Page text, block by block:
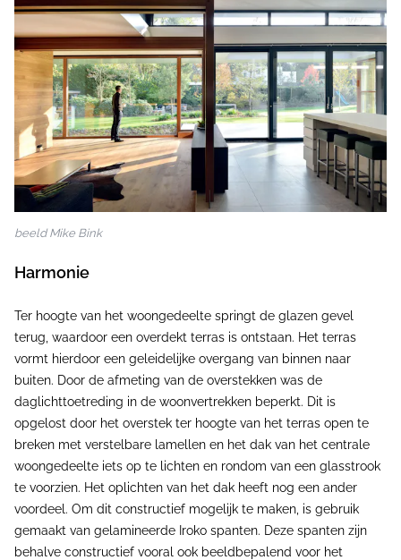
beeld Mike Bink
Harmonie
Ter hoogte van het woongedeelte springt de glazen gevel
terug, waardoor een overdekt terras is ontstaan. Het terras
vormt hierdoor een geleidelijke overgang van binnen naar
buiten. Door de afmeting van de overstekken was de
daglichttoetreding in de woonvertrekken beperkt. Dit is
opgelost door het overstek ter hoogte van het terras open te
breken met verstelbare lamellen en het dak van het centrale
woongedeelte iets op te lichten en rondom van een glasstrook
te voorzien. Het oplichten van het dak heeft nog een ander
voordeel. Om dit constructief mogelijk te maken, is gebruik
gemaakt van gelamineerde Iroko spanten. Deze spanten zijn
behalve constructief vooral ook beeldbepalend voor het